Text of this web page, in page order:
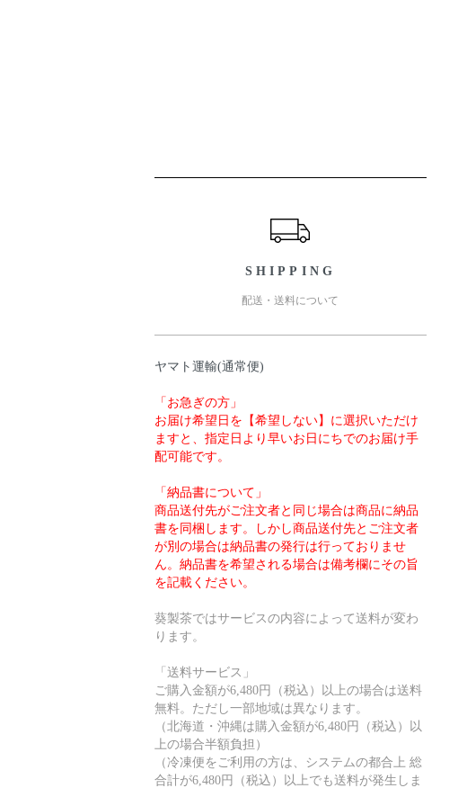
SHIPPING
配送・送料について
ヤマト運輸(通常便)
「お急ぎの方」
お届け希望日を【希望しない】に選択いただけ
ますと、指定日より早いお日にちでのお届け手
配可能です。
「納品書について」
商品送付先がご注文者と同じ場合は商品に納品
書を同梱します。しかし商品送付先とご注文者
が別の場合は納品書の発行は行っておりませ
ん。納品書を希望される場合は備考欄にその旨
を記載ください。
葵製茶ではサービスの内容によって送料が変わ
ります。
「送料サービス」
ご購入金額が6,480円（税込）以上の場合は送料
無料。ただし一部地域は異なります。
（北海道・沖縄は購入金額が6,480円（税込）以
上の場合半額負担）
（冷凍便をご利用の方は、システムの都合上 総
合計が6,480円（税込）以上でも送料が発生しま